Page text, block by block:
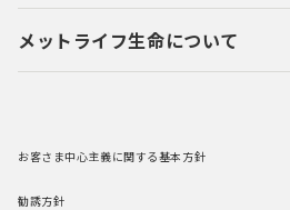
メットライフ生命について
お客さま中心主義に関する基本方針
勧誘方針